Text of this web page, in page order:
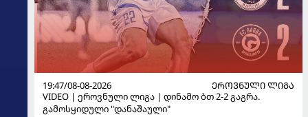
19:47/08-08-2026
ᲔᲠᲝᲕᲜᲣᲚᲘ ᲚᲘᲒᲐ
VIDEO | ეროვნული ლიგა | დინამო ბთ 2-2 გაგრა.
გამოსყიდული "დანაშაული"